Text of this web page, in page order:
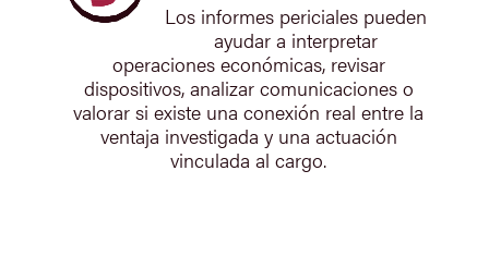
Los informes periciales pueden
ayudar a interpretar
operaciones económicas, revisar
dispositivos, analizar comunicaciones o
valorar si existe una conexión real entre la
ventaja investigada y una actuación
vinculada al cargo.